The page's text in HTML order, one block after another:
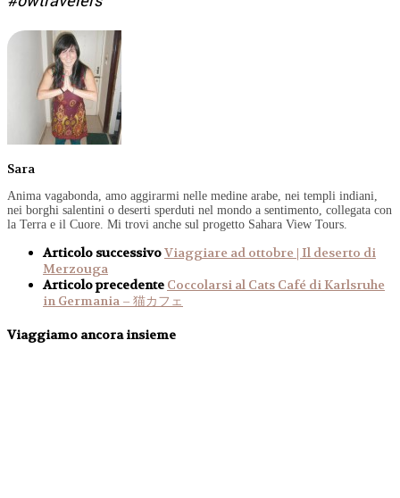
Sara
Anima vagabonda, amo aggirarmi nelle medine arabe, nei templi indiani,
nei borghi salentini o deserti sperduti nel mondo a sentimento, collegata con
la Terra e il Cuore. Mi trovi anche sul progetto Sahara View Tours.
Articolo successivoViaggiare ad ottobre | Il deserto di
Merzouga
Articolo precedente Coccolarsi al Cats Café di Karlsruhe
in Germania – 猫カフェ
Viaggiamo ancora insieme